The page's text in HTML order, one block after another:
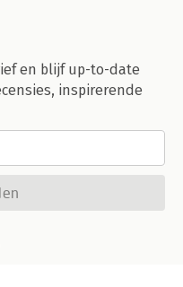
en blijf up-to-date
inspirerende